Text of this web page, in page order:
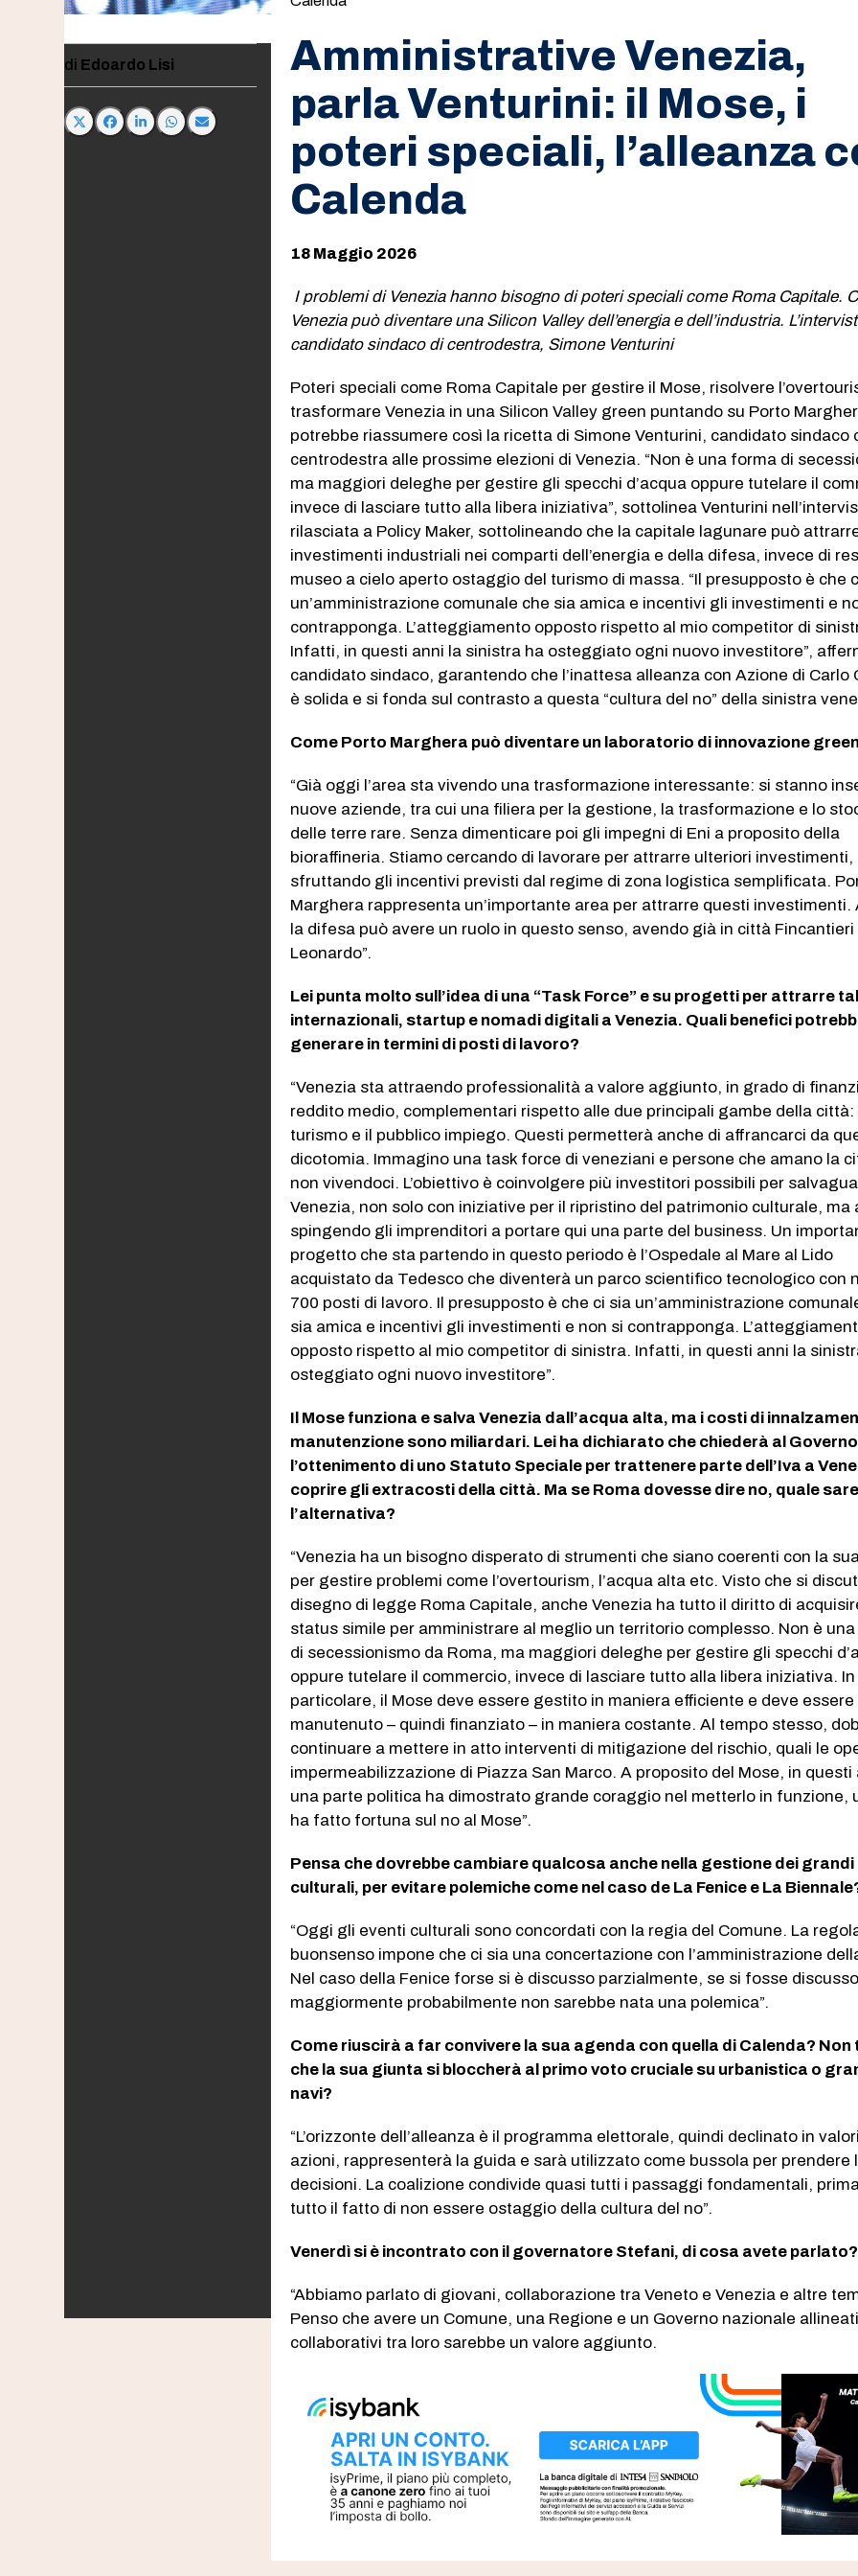
Edoardo Lisi
Amministrative Venezia,
parla Venturini: il Mose, i
poteri speciali, l’alleanza
Calenda
18 Maggio 2026
I problemi di Venezia hanno bisogno di poteri speciali come Roma Capitale.
Venezia può diventare una Silicon Valley dell’energia e dell’industria.
candidato sindaco di centrodestra, Simone Venturini
Poteri speciali come Roma Capitale per gestire il Mose, risolvere
trasformare Venezia in una Silicon Valley green puntando su Porto
potrebbe riassumere così la ricetta di Simone Venturini, candidato sindaco
centrodestra alle prossime elezioni di Venezia. “Non è una forma di
ma maggiori deleghe per gestire gli specchi d’acqua oppure tutelare il
invece di lasciare tutto alla libera iniziativa”, sottolinea Venturini
rilasciata a Policy Maker, sottolineando che la capitale lagunare può
investimenti industriali nei comparti dell’energia e della difesa, invece di
museo a cielo aperto ostaggio del turismo di massa. “Il presupposto è che
un’amministrazione comunale che sia amica e incentivi gli investimenti e
contrapponga. L’atteggiamento opposto rispetto al mio competitor di
Infatti, in questi anni la sinistra ha osteggiato ogni nuovo investitore”,
candidato sindaco, garantendo che l’inattesa alleanza con Azione di Carlo
è solida e si fonda sul contrasto a questa “cultura del no” della sinistra
Come Porto Marghera può diventare un laboratorio di innovazione
“Già oggi l’area sta vivendo una trasformazione interessante: si stanno
nuove aziende, tra cui una filiera per la gestione, la trasformazione e lo
delle terre rare. Senza dimenticare poi gli impegni di Eni a proposito della
bioraffineria. Stiamo cercando di lavorare per attrarre ulteriori investimenti,
sfruttando gli incentivi previsti dal regime di zona logistica semplificata.
Marghera rappresenta un’importante area per attrarre questi investimenti.
la difesa può avere un ruolo in questo senso, avendo già in città Fincantieri
Leonardo”.
Lei punta molto sull’idea di una “Task Force” e su progetti per attrarre
internazionali, startup e nomadi digitali a Venezia. Quali benefici
generare in termini di posti di lavoro?
“Venezia sta attraendo professionalità a valore aggiunto, in grado di
reddito medio, complementari rispetto alle due principali gambe della città:
turismo e il pubblico impiego. Questi permetterà anche di affrancarci da
dicotomia. Immagino una task force di veneziani e persone che amano la
non vivendoci. L’obiettivo è coinvolgere più investitori possibili per
Venezia, non solo con iniziative per il ripristino del patrimonio culturale, ma
spingendo gli imprenditori a portare qui una parte del business. Un
progetto che sta partendo in questo periodo è l’Ospedale al Mare al Lido
acquistato da Tedesco che diventerà un parco scientifico tecnologico con
700 posti di lavoro. Il presupposto è che ci sia un’amministrazione
sia amica e incentivi gli investimenti e non si contrapponga.
opposto rispetto al mio competitor di sinistra. Infatti, in questi anni la
osteggiato ogni nuovo investitore”.
Il Mose funziona e salva Venezia dall’acqua alta, ma i costi di
manutenzione sono miliardari. Lei ha dichiarato che chiederà al
l’ottenimento di uno Statuto Speciale per trattenere parte dell’Iva a
coprire gli extracosti della città. Ma se Roma dovesse dire no, quale
l’alternativa?
“Venezia ha un bisogno disperato di strumenti che siano coerenti con la
per gestire problemi come l’overtourism, l’acqua alta etc. Visto che si
disegno di legge Roma Capitale, anche Venezia ha tutto il diritto di
status simile per amministrare al meglio un territorio complesso. Non è
di secessionismo da Roma, ma maggiori deleghe per gestire gli specchi
oppure tutelare il commercio, invece di lasciare tutto alla libera iniziativa. In
particolare, il Mose deve essere gestito in maniera efficiente e deve essere
manutenuto – quindi finanziato – in maniera costante. Al tempo stesso,
continuare a mettere in atto interventi di mitigazione del rischio, quali le
impermeabilizzazione di Piazza San Marco. A proposito del Mose, in questi
una parte politica ha dimostrato grande coraggio nel metterlo in funzione,
ha fatto fortuna sul no al Mose”.
Pensa che dovrebbe cambiare qualcosa anche nella gestione dei grandi
culturali, per evitare polemiche come nel caso de La Fenice e La
“Oggi gli eventi culturali sono concordati con la regia del Comune. La
buonsenso impone che ci sia una concertazione con l’amministrazione
Nel caso della Fenice forse si è discusso parzialmente, se si fosse discusso
maggiormente probabilmente non sarebbe nata una polemica”.
Come riuscirà a far convivere la sua agenda con quella di Calenda? Non
che la sua giunta si bloccherà al primo voto cruciale su urbanistica o
navi?
“L’orizzonte dell’alleanza è il programma elettorale, quindi declinato in
azioni, rappresenterà la guida e sarà utilizzato come bussola per prendere
decisioni. La coalizione condivide quasi tutti i passaggi fondamentali,
tutto il fatto di non essere ostaggio della cultura del no”.
Venerdì si è incontrato con il governatore Stefani, di cosa avete parlato?
“Abbiamo parlato di giovani, collaborazione tra Veneto e Venezia e altre
Penso che avere un Comune, una Regione e un Governo nazionale
collaborativi tra loro sarebbe un valore aggiunto.